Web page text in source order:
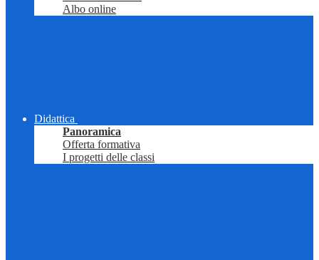
Albo online
Didattica
Panoramica
Offerta formativa
I progetti delle classi